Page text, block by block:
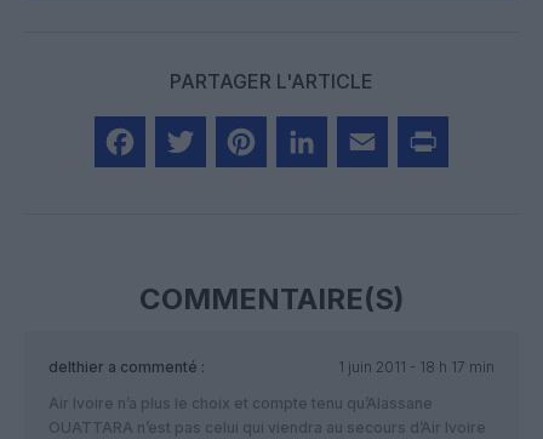
PARTAGER L'ARTICLE
COMMENTAIRE(S)
delthier a commenté :
1 juin 2011 - 18 h 17 min
Air Ivoire n’a plus le choix et compte tenu qu’Alassane
OUATTARA n’est pas celui qui viendra au secours d’Air Ivoire